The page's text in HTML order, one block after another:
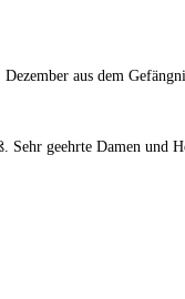
aus dem
geehrte Damen und